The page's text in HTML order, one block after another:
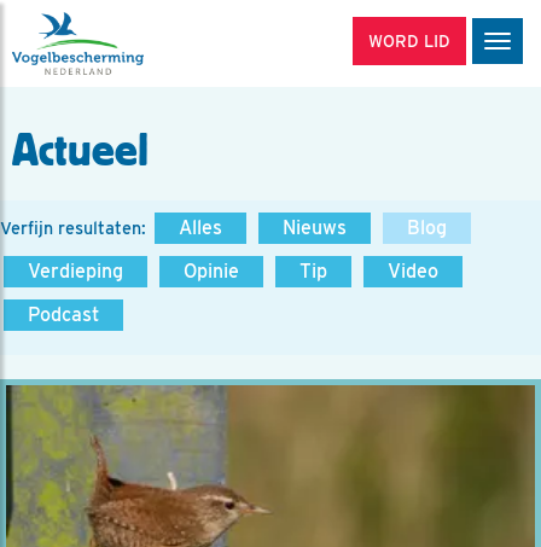
WORD LID
Actueel
Verfijn resultaten: Alles Nieuws
Blog
Verdieping
Opinie Tip
Video
Podcast